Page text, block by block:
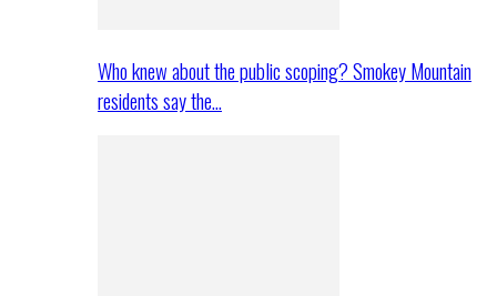
Who knew about the public scoping? Smokey Mountain
residents say the…